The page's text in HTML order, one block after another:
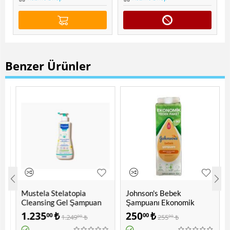
Benzer Ürünler
Mustela Stelatopia
Cleansing Gel Şampuan
500 ML
1.23500 ₺1.24900 ₺
Johnson's Bebek
Şampuanı Ekonomik
Yedek Paket 1000 ML
25000 ₺25500 ₺